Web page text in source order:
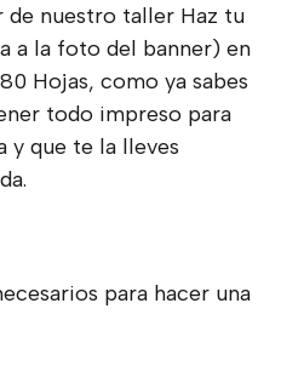
de nuestro taller Haz tu
a la foto del banner) en
Hojas, como ya sabes
todo impreso para
y que te la lleves
para hacer una